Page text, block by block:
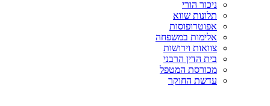
ניכור הורי
תלונות שווא
אפוטרופוסות
אלימות במשפחה
צוואות וירושות
בית הדין הרבני
מכורסת המטפל
עדשת החוקר